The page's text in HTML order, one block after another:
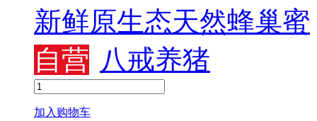
新鲜原生态天然蜂巢蜜
自营 八戒养猪
加入购物车